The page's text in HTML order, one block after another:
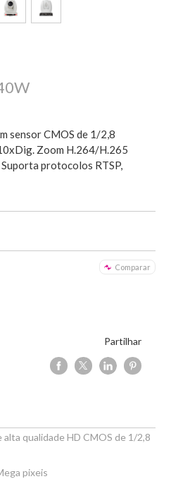
sensor CMOS de 1/2,8
Zoom H.264/H.265
protocolos RTSP,
Comparar
Partilhar
qualidade HD CMOS de 1/2,8
pixeis